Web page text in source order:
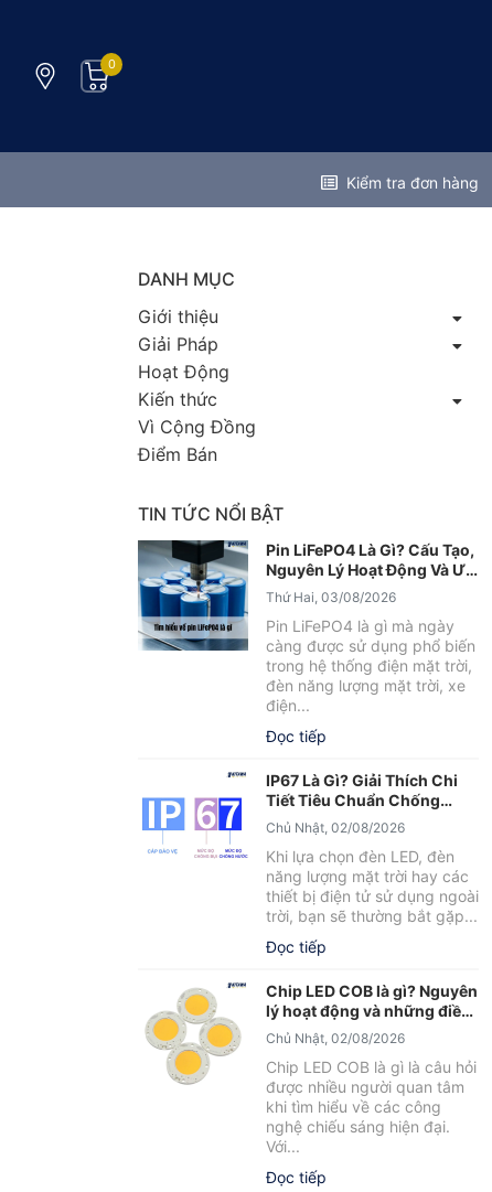
0
Kiểm tra đơn hàng
DANH MỤC
Giới thiệu
Giải Pháp
Hoạt Động
Kiến thức
Vì Cộng Đồng
Điểm Bán
TIN TỨC NỔI BẬT
Pin LiFePO4 Là Gì? Cấu Tạo,
Nguyên Lý Hoạt Động Và Ưu
Điểm Nổi Bật
Thứ Hai, 03/08/2026
Pin LiFePO4 là gì mà ngày
càng được sử dụng phổ biến
trong hệ thống điện mặt trời,
đèn năng lượng mặt trời, xe
điện...
Đọc tiếp
IP67 Là Gì? Giải Thích Chi
Tiết Tiêu Chuẩn Chống
Nước IP67
Chủ Nhật, 02/08/2026
Khi lựa chọn đèn LED, đèn
năng lượng mặt trời hay các
thiết bị điện tử sử dụng ngoài
trời, bạn sẽ thường bắt gặp...
Đọc tiếp
Chip LED COB là gì? Nguyên
lý hoạt động và những điều
cần biết
Chủ Nhật, 02/08/2026
Chip LED COB là gì là câu hỏi
được nhiều người quan tâm
khi tìm hiểu về các công
nghệ chiếu sáng hiện đại.
Với...
Đọc tiếp